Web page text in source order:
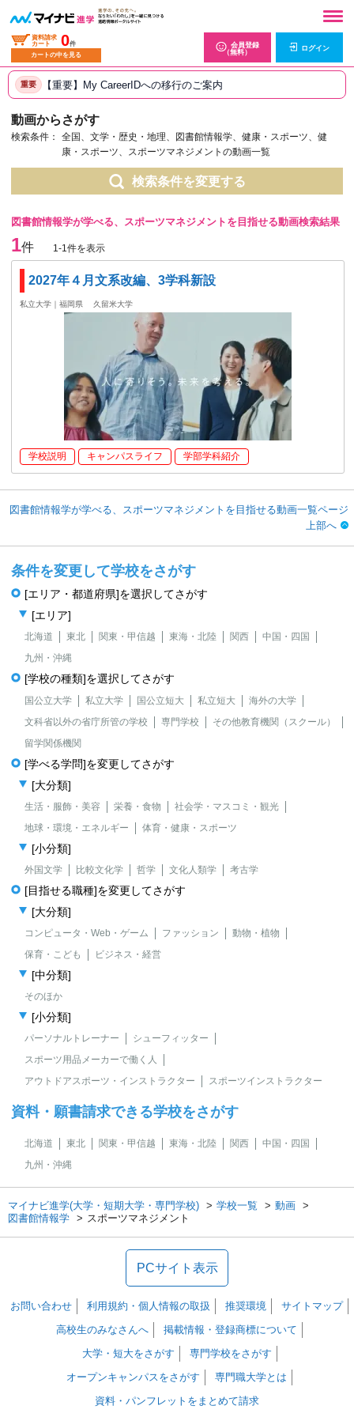
資料請求
カート
0件
カートの中を見る
会員登録
（無料）
ログイン
重要 【重要】My CareerIDへの移行のご案内
動画からさがす
検索条件：
全国、文学・歴史・地理、図書館情報学、健康・スポーツ、健
康・スポーツ、スポーツマネジメントの動画一覧
検索条件を変更する
図書館情報学が学べる、スポーツマネジメントを目指せる動画検索結果
1件 1-1件を表示
2027年４月文系改編、3学科新設
私立大学｜福岡県 久留米大学
学校説明 キャンパスライフ 学部学科紹介
図書館情報学が学べる、スポーツマネジメントを目指せる動画一覧ページ
上部へ
条件を変更して学校をさがす
[エリア・都道府県]を選択してさがす
[エリア]
北海道 東北 関東・甲信越 東海・北陸 関西
中国・四国
九州・沖縄
[学校の種類]を選択してさがす
国公立大学 私立大学 国公立短大 私立短大
海外の大学
文科省以外の省庁所管の学校
専門学校
その他教育機関（スクール）
留学関係機関
[学べる学問]を変更してさがす
[大分類]
生活・服飾・美容 栄養・食物
社会学・マスコミ・観光
地球・環境・エネルギー
体育・健康・スポーツ
[小分類]
外国文学 比較文化学 哲学 文化人類学 考古学
[目指せる職種]を変更してさがす
[大分類]
コンピュータ・Web・ゲーム ファッション
動物・植物
保育・こども
ビジネス・経営
[中分類]
そのほか
[小分類]
パーソナルトレーナー
シューフィッター
スポーツ用品メーカーで働く人
アウトドアスポーツ・インストラクター
スポーツインストラクター
資料・願書請求できる学校をさがす
北海道 東北 関東・甲信越 東海・北陸 関西
中国・四国
九州・沖縄
マイナビ進学(大学・短期大学・専門学校) 学校一覧
動画
図書館情報学
スポーツマネジメント
PCサイト表示
お問い合わせ 利用規約・個人情報の取扱 推奨環境
サイトマップ
高校生のみなさんへ
掲載情報・登録商標について
大学・短大をさがす
専門学校をさがす
オープンキャンパスをさがす
専門職大学とは
資料・パンフレットをまとめて請求